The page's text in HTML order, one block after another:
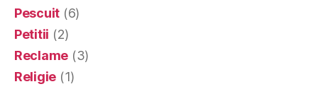
Pescuit (6)
Petitii (2)
Reclame (3)
Religie (1)